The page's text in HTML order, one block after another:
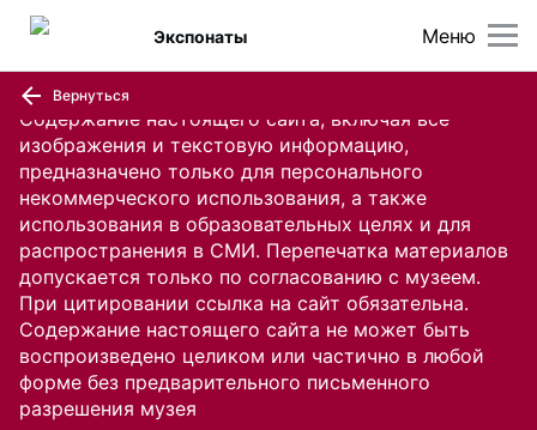
Содержание настоящего сайта, включая все
изображения и текстовую информацию,
предназначено только для персонального
некоммерческого использования, а также
использования в образовательных целях и для
распространения в СМИ. Перепечатка материалов
допускается только по согласованию с музеем.
При цитировании ссылка на сайт обязательна.
Содержание настоящего сайта не может быть
воспроизведено целиком или частично в любой
форме без предварительного письменного
разрешения музея
Меню
Экспонаты
Вернуться